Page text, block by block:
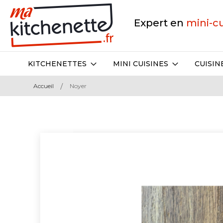
Expert en mini-
KITCHENETTES MINI CUISINES
Accueil Noyer